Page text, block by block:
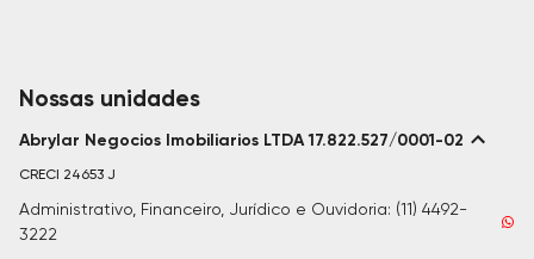
Nossas unidades
Abrylar Negocios Imobiliarios LTDA 17.822.527/0001-02
CRECI 24653 J
Administrativo, Financeiro, Jurídico e Ouvidoria: (11) 4492-
3222